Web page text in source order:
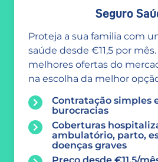
Seguro
Proteja a sua familia com
saúde desde €11,5 por
melhores ofertas do
na escolha da melhor
Contratação simples
burocracias
Coberturas
ambulatório, parto,
doenças graves